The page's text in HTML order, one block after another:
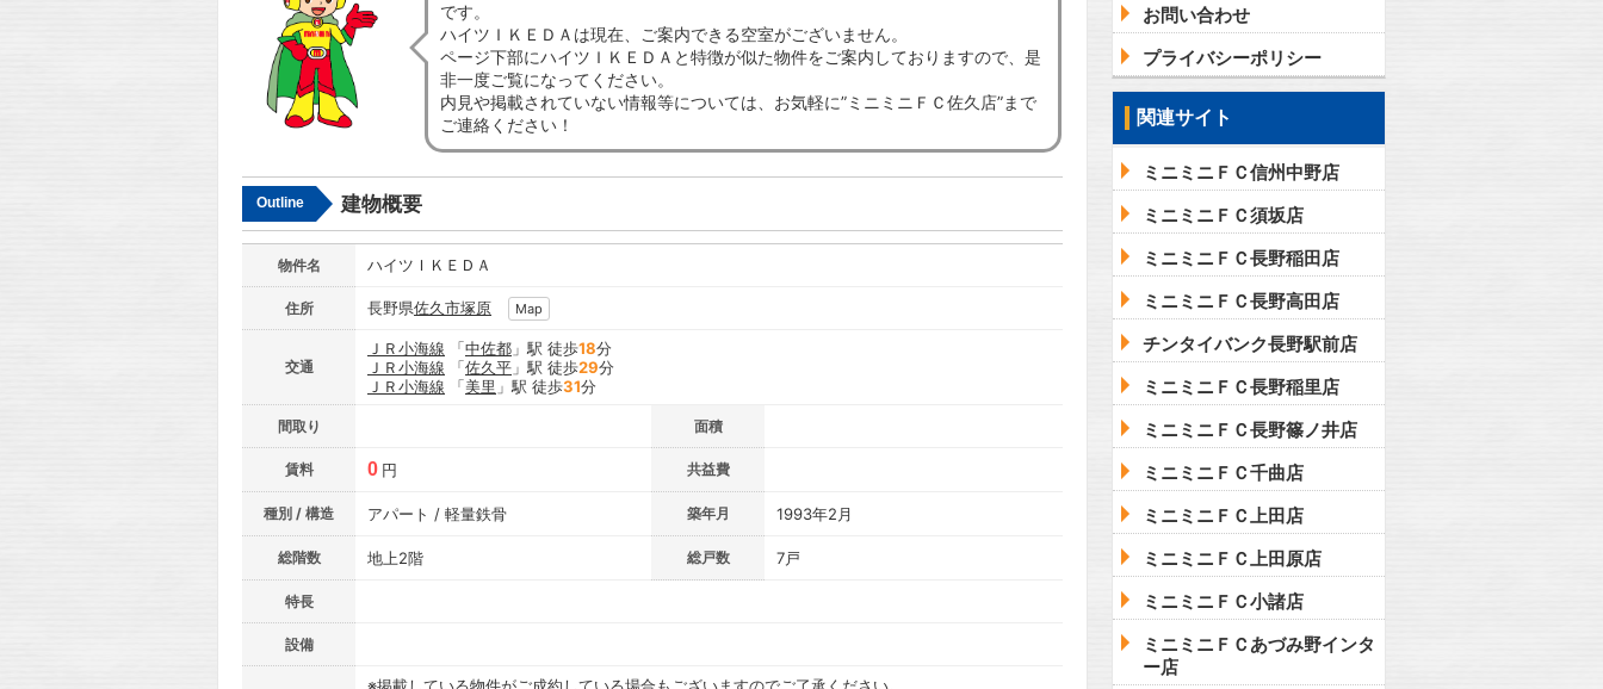
です。
ハイツＩＫＥＤＡは現在、ご案内できる空室がございません。
ページ下部にハイツＩＫＥＤＡと特徴が似た物件をご案内しておりますので、是
非一度ご覧になってください。
内見や掲載されていない情報等については、お気軽に”ミニミニＦＣ佐久店”まで
ご連絡ください！
Outline 建物概要
物件名 ハイツＩＫＥＤＡ
住所 長野県佐久市塚原 Map
交通
ＪＲ小海線 「中佐都 」駅 徒歩18分
ＪＲ小海線 「佐久平 」駅 徒歩29分
ＪＲ小海線 「美里 」駅 徒歩31分
間取り 面積
賃料 0 円 共益費
種別 / 構造 アパート / 軽量鉄骨 築年月 1993年2月
総階数 地上2階 総戸数 7戸
特長
設備
お問い合わせ
プライバシーポリシー
関連サイト
ミニミニＦＣ信州中野店
ミニミニＦＣ須坂店
ミニミニＦＣ長野稲田店
ミニミニＦＣ長野高田店
チンタイバンク長野駅前店
ミニミニＦＣ長野稲里店
ミニミニＦＣ長野篠ノ井店
ミニミニＦＣ千曲店
ミニミニＦＣ上田店
ミニミニＦＣ上田原店
ミニミニＦＣ小諸店
ミニミニＦＣあづみ野インタ
ー店